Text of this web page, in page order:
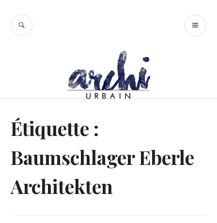
contenu
RECHERCHE
Étiquette :
Baumschlager Eberle
Architekten